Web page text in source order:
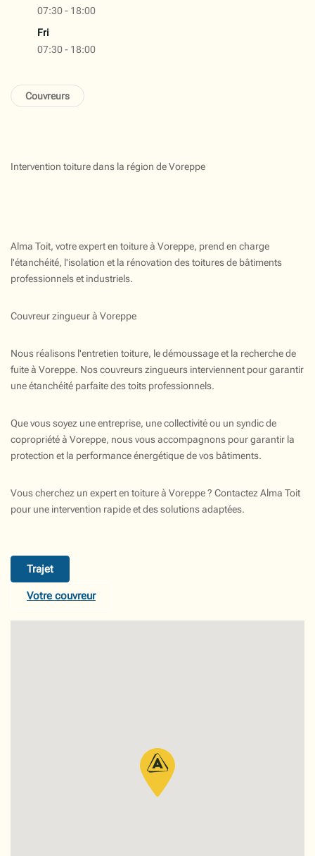
07:30 - 18:00
Fri
07:30 - 18:00
Couvreurs
Intervention toiture dans la région de Voreppe
Alma Toit, votre expert en toiture à Voreppe, prend en charge
l'étanchéité, l'isolation et la rénovation des toitures de bâtiments
professionnels et industriels.
Couvreur zingueur à Voreppe
Nous réalisons l'entretien toiture, le démoussage et la recherche de
fuite à Voreppe. Nos couvreurs zingueurs interviennent pour garantir
une étanchéité parfaite des toits professionnels.
Que vous soyez une entreprise, une collectivité ou un syndic de
copropriété à Voreppe, nous vous accompagnons pour garantir la
protection et la performance énergétique de vos bâtiments.
Vous cherchez un expert en toiture à Voreppe ? Contactez Alma Toit
pour une intervention rapide et des solutions adaptées.
Trajet
Votre couvreur